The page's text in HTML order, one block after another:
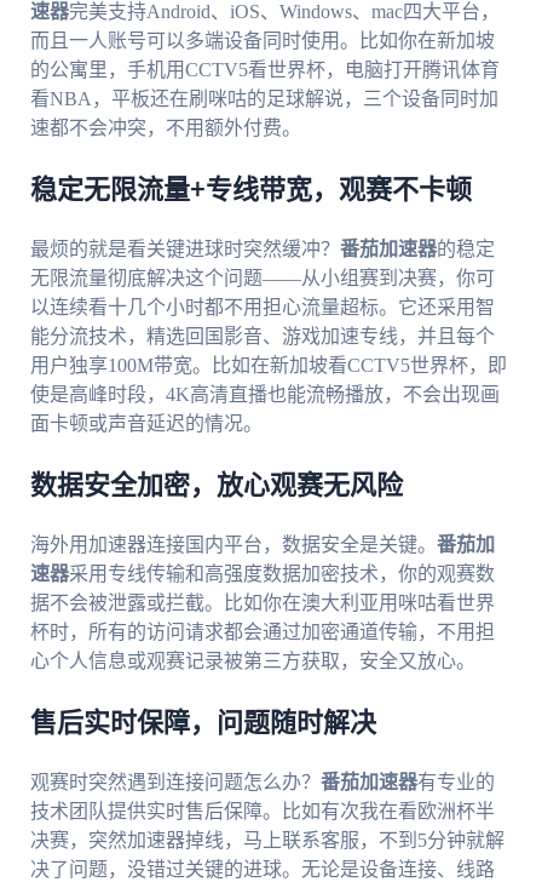
速器完美支持Android、iOS、Windows、mac四大平台，
而且一人账号可以多端设备同时使用。比如你在新加坡
的公寓里，手机用CCTV5看世界杯，电脑打开腾讯体育
看NBA，平板还在刷咪咕的足球解说，三个设备同时加
速都不会冲突，不用额外付费。
稳定无限流量+专线带宽，观赛不卡顿
最烦的就是看关键进球时突然缓冲？ 番茄加速器的稳定
无限流量彻底解决这个问题——从小组赛到决赛，你可
以连续看十几个小时都不用担心流量超标。它还采用智
能分流技术，精选回国影音、游戏加速专线，并且每个
用户独享100M带宽。比如在新加坡看CCTV5世界杯，即
使是高峰时段，4K高清直播也能流畅播放，不会出现画
面卡顿或声音延迟的情况。
数据安全加密，放心观赛无风险
海外用加速器连接国内平台，数据安全是关键。 番茄加
速器采用专线传输和高强度数据加密技术，你的观赛数
据不会被泄露或拦截。比如你在澳大利亚用咪咕看世界
杯时，所有的访问请求都会通过加密通道传输，不用担
心个人信息或观赛记录被第三方获取，安全又放心。
售后实时保障，问题随时解决
观赛时突然遇到连接问题怎么办？ 番茄加速器有专业的
技术团队提供实时售后保障。比如有次我在看欧洲杯半
决赛，突然加速器掉线，马上联系客服，不到5分钟就解
决了问题，没错过关键的进球。无论是设备连接、线路